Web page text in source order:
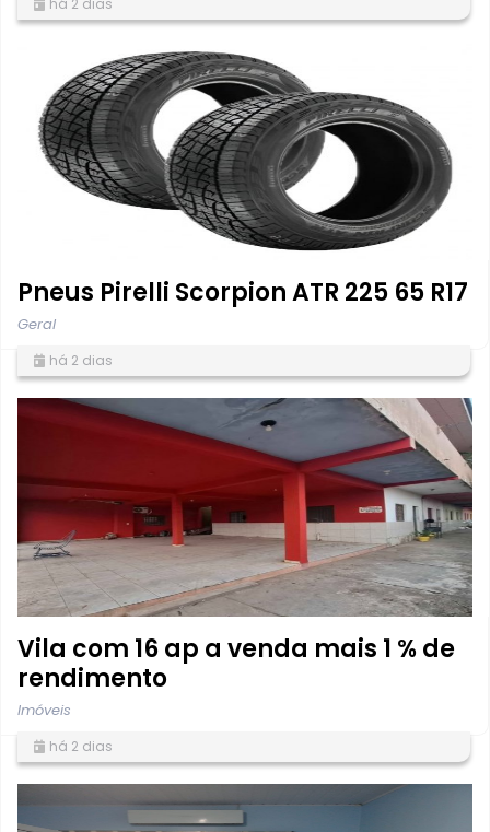
Pneus Pirelli Scorpion ATR 225 65 R17
Geral
há 2 dias
Vila com 16 ap a venda mais 1 % de
rendimento
Imóveis
há 2 dias